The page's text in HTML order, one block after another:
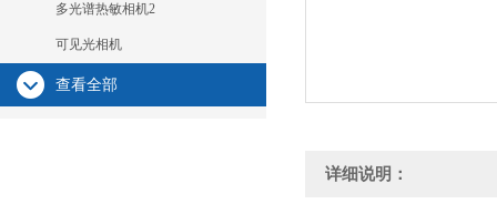
多光谱热敏相机2
可见光相机
查看全部
详细说明：